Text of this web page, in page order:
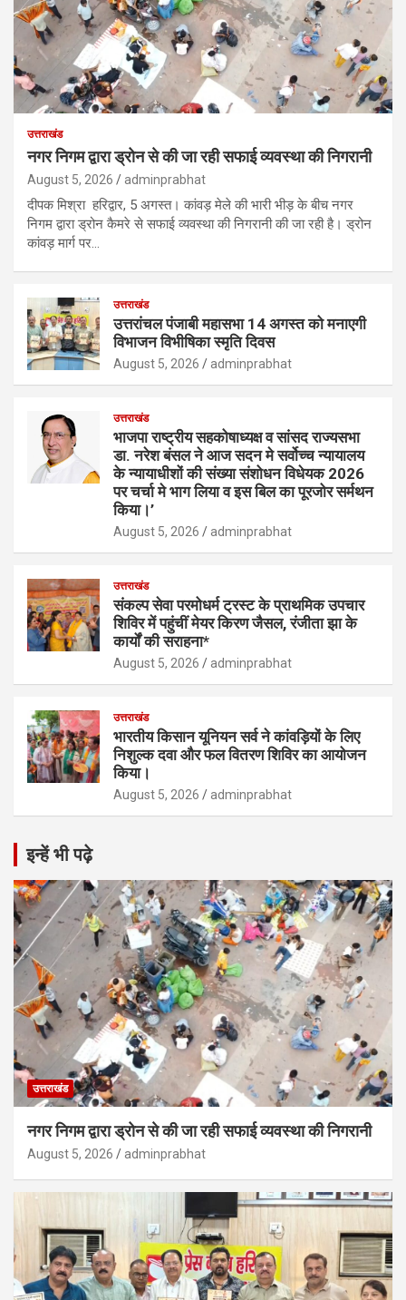
उत्तराखंड
नगर निगम द्वारा ड्रोन से की जा रही सफाई व्यवस्था की निगरानी
August 5, 2026 adminprabhat
दीपक मिश्रा हरिद्वार, 5 अगस्त। कांवड़ मेले की भारी भीड़ के बीच नगर
निगम द्वारा ड्रोन कैमरे से सफाई व्यवस्था की निगरानी की जा रही है। ड्रोन
कांवड़ मार्ग पर…
उत्तराखंड
उत्तरांचल पंजाबी महासभा 14 अगस्त को मनाएगी
विभाजन विभीषिका स्मृति दिवस
August 5, 2026 adminprabhat
उत्तराखंड
भाजपा राष्ट्रीय सहकोषाध्यक्ष व सांसद राज्यसभा
डा. नरेश बंसल ने आज सदन मे सर्वोच्च न्यायालय
के न्यायाधीशों की संख्या संशोधन विधेयक 2026
पर चर्चा मे भाग लिया व इस बिल का पूरजोर सर्मथन
किया।’
August 5, 2026 adminprabhat
उत्तराखंड
संकल्प सेवा परमोधर्म ट्रस्ट के प्राथमिक उपचार
शिविर में पहुंचीं मेयर किरण जैसल, रंजीता झा के
कार्यों की सराहना*
August 5, 2026 adminprabhat
उत्तराखंड
भारतीय किसान यूनियन सर्व ने कांवड़ियों के लिए
निशुल्क दवा और फल वितरण शिविर का आयोजन
किया।
August 5, 2026 adminprabhat
इन्हें भी पढ़े
उत्तराखंड
नगर निगम द्वारा ड्रोन से की जा रही सफाई व्यवस्था की निगरानी
August 5, 2026 adminprabhat